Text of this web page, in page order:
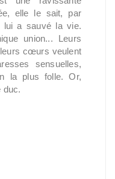
elle le sait, par
lui a sauvé la vie.
union... Leurs
cœurs veulent
sensuelles,
la plus folle. Or,
duc.